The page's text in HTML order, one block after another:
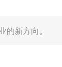
新方向。